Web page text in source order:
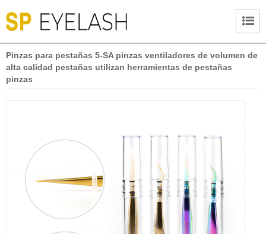
Pinzas para pestañas 5-SA pinzas ventiladores de volumen de
alta calidad pestañas utilizan herramientas de pestañas
pinzas